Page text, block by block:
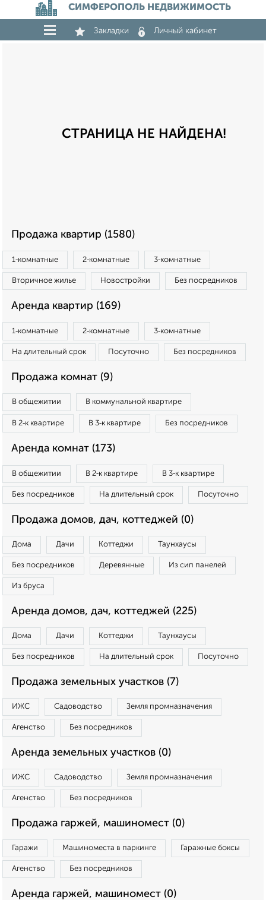
СИМФЕРОПОЛЬ НЕДВИЖИМОСТЬ
Закладки Личный кабинет
СТРАНИЦА НЕ НАЙДЕНА!
Продажа квартир (1580)
1‑комнатные 2‑комнатные 3‑комнатные
Вторичное жилье Новостройки Без посредников
Аренда квартир (169)
1‑комнатные 2‑комнатные 3‑комнатные
На длительный срок Посуточно Без посредников
Продажа комнат (9)
В общежитии В коммунальной квартире
В 2‑к квартире В 3‑к квартире Без посредников
Аренда комнат (173)
В общежитии В 2‑к квартире В 3‑к квартире
Без посредников На длительный срок Посуточно
Продажа домов, дач, коттеджей (0)
Дома Дачи Коттеджи Таунхаусы
Без посредников Деревянные Из сип панелей
Из бруса
Аренда домов, дач, коттеджей (225)
Дома Дачи Коттеджи Таунхаусы
Без посредников На длительный срок Посуточно
Продажа земельных участков (7)
ИЖС Садоводство Земля промназначения
Агенство Без посредников
Аренда земельных участков (0)
ИЖС Садоводство Земля промназначения
Агенство Без посредников
Продажа гаржей, машиномест (0)
Гаражи Машиноместа в паркинге Гаражные боксы
Агенство Без посредников
Аренда гаржей, машиномест (0)